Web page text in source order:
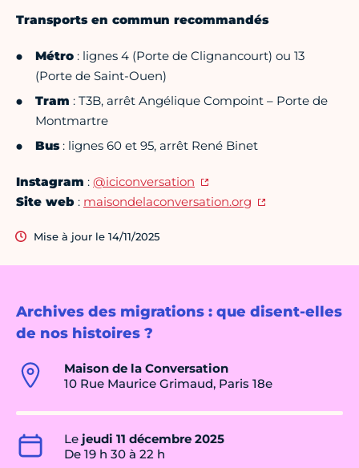
Archives des migrations : que disent-elles
de nos histoires ?
Maison de la Conversation
10 Rue Maurice Grimaud, Paris 18e
Le jeudi 11 décembre 2025
De 19 h 30 à 22 h
Transports en commun recommandés
Métro : lignes 4 (Porte de Clignancourt) ou 13
(Porte de Saint-Ouen)
Tram : T3B, arrêt Angélique Compoint – Porte de
Montmartre
Bus: lignes 60 et 95, arrêt René Binet
Instagram : @iciconversation
Site web : maisondelaconversation.org
Mise à jour le 14/11/2025